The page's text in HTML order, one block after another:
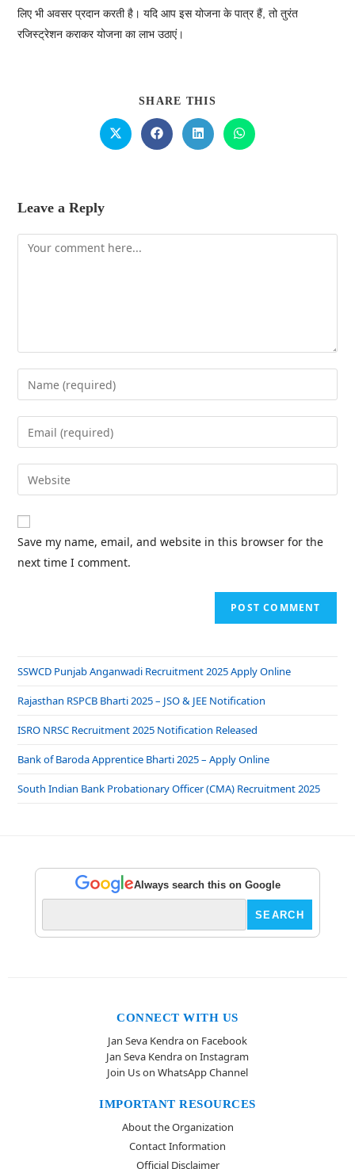
लिए भी अवसर प्रदान करती है। यदि आप इस योजना के पात्र हैं, तो तुरंत
रजिस्ट्रेशन कराकर योजना का लाभ उठाएं।
SHARE THIS
Leave a Reply
Save my name, email, and website in this browser for the
next time I comment.
SSWCD Punjab Anganwadi Recruitment 2025 Apply Online
Rajasthan RSPCB Bharti 2025 – JSO & JEE Notification
ISRO NRSC Recruitment 2025 Notification Released
Bank of Baroda Apprentice Bharti 2025 – Apply Online
South Indian Bank Probationary Officer (CMA) Recruitment 2025
Always search this on Google
CONNECT WITH US
Jan Seva Kendra on Facebook
Jan Seva Kendra on Instagram
Join Us on WhatsApp Channel
IMPORTANT RESOURCES
About the Organization
Contact Information
Official Disclaimer